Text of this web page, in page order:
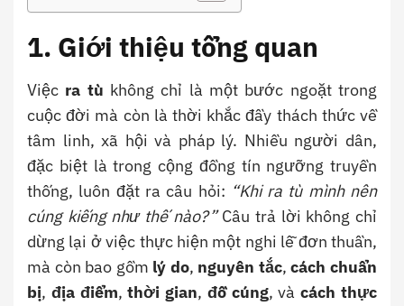
1. Giới thiệu tổng quan
Việc ra tù không chỉ là một bước ngoặt trong
cuộc đời mà còn là thời khắc đầy thách thức về
tâm linh, xã hội và pháp lý. Nhiều người dân,
đặc biệt là trong cộng đồng tín ngưỡng truyền
thống, luôn đặt ra câu hỏi: “Khi ra tù mình nên
cúng kiếng như thế nào?”Câu trả lời không chỉ
dừng lại ở việc thực hiện một nghi lễ đơn thuần,
mà còn bao gồm lý do, nguyên tắc,cách chuẩn
bị, địa điểm,thời gian, đồ cúng, vàcách thực